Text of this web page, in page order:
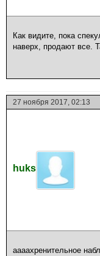
Как видите, пока
наверх, продают все.
27 ноября 2017, 02:13
huks
аааахренительное